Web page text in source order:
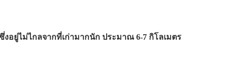
อยู่ไม่ไกลจากที่เก่ามากนัก ประมาณ 6-7 กิโลเมตร